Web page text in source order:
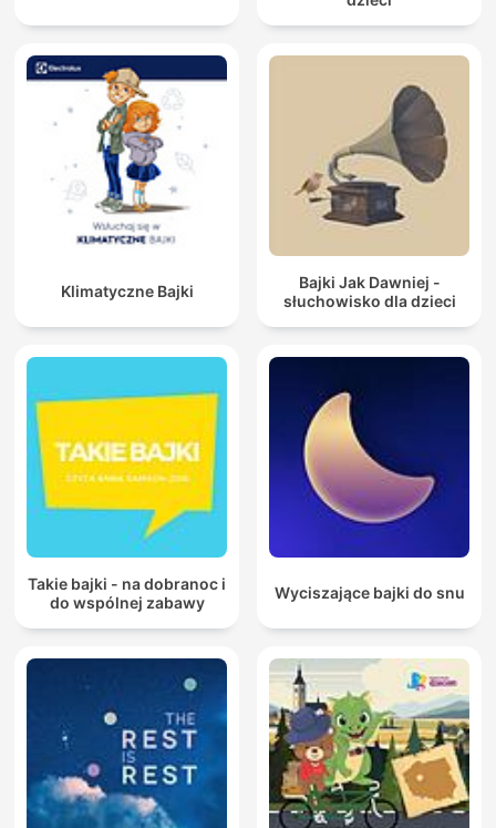
Klimatyczne Bajki
Bajki Jak Dawniej -
słuchowisko dla dzieci
Takie bajki - na dobranoc i
do wspólnej zabawy
Wyciszające bajki do snu